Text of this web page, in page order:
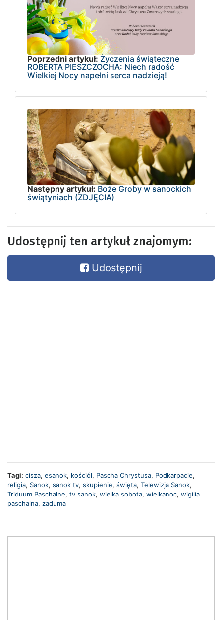
Poprzedni artykuł: Życzenia świąteczne
ROBERTA PIESZCZOCHA: Niech radość
Wielkiej Nocy napełni serca nadzieją!
Następny artykuł: Boże Groby w sanockich
świątyniach (ZDJĘCIA)
Udostępnij ten artykuł znajomym:
Udostępnij
Tagi: cisza, esanok, kościół, Pascha Chrystusa, Podkarpacie,
religia, Sanok, sanok tv, skupienie, święta, Telewizja Sanok,
Triduum Paschalne, tv sanok, wielka sobota, wielkanoc, wigilia
paschalna, zaduma